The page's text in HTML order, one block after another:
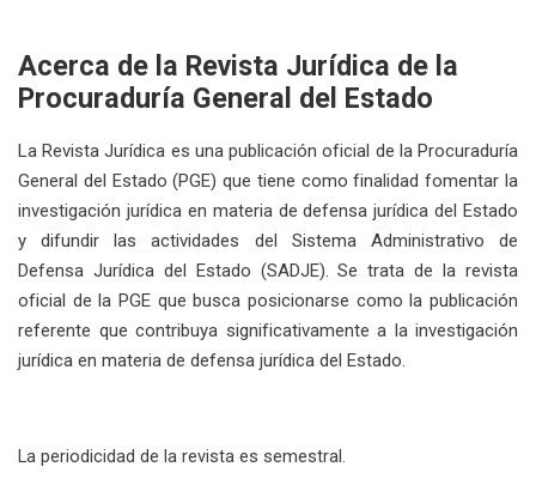
Acerca de la Revista Jurídica de la
Procuraduría General del Estado
La Revista Jurídica es una publicación oficial de la Procuraduría
General del Estado (PGE) que tiene como finalidad fomentar la
investigación jurídica en materia de defensa jurídica del Estado
y difundir las actividades del Sistema Administrativo de
Defensa Jurídica del Estado (SADJE). Se trata de la revista
oficial de la PGE que busca posicionarse como la publicación
referente que contribuya significativamente a la investigación
jurídica en materia de defensa jurídica del Estado.
La periodicidad de la revista es semestral.